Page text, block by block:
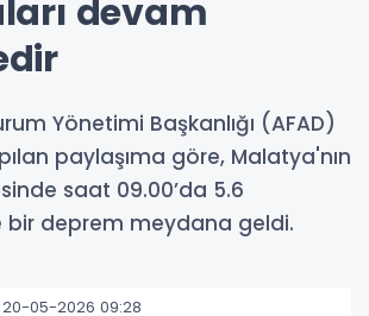
devam
Yönetimi Başkanlığı (AFAD)
paylaşıma göre, Malatya'nın
saat 09.00’da 5.6
bir deprem meydana geldi.
20-05-2026 09:28